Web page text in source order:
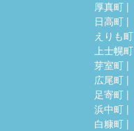
厚真町
日高町
えりも町
上士幌町
芽室町
広尾町
足寄町
浜中町
白糠町